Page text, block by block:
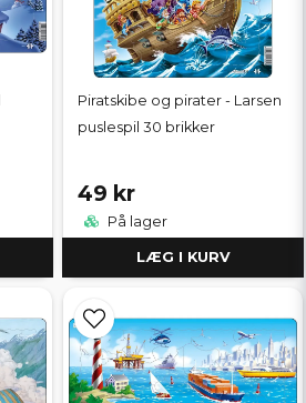
Piratskibe og pirater - Larsen
puslespil 30 brikker
49 kr
På lager
LÆG I KURV